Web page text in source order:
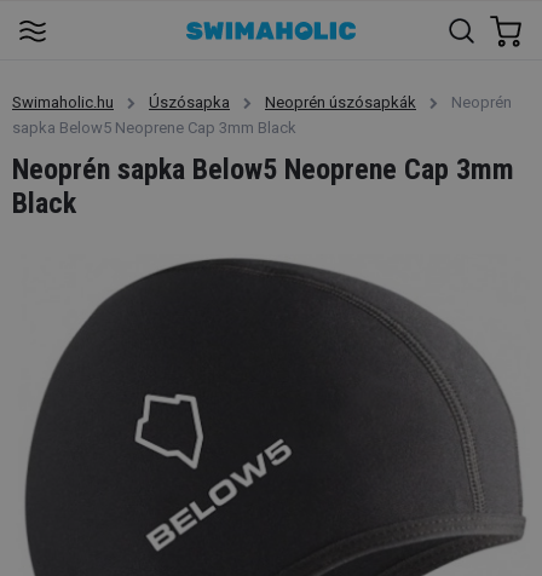
Swimaholic.hu Úszósapka Neoprén úszósapkák
Neoprén
sapka Below5 Neoprene Cap 3mm Black
Neoprén sapka Below5 Neoprene Cap 3mm
Black